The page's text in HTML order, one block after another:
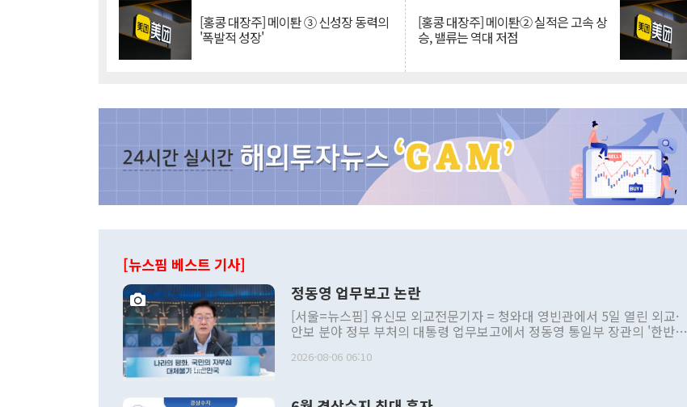
[홍콩 대장주] 메이퇀 ③ 신성장 동력의
'폭발적 성장'
[홍콩 대장주] 메이퇀② 실적은 고속 상
승, 밸류는 역대 저점
[뉴스핌 베스트 기사]
정동영 업무보고 논란
[서울=뉴스핌] 유신모 외교전문기자 = 청와대 영빈관에서 5일 열린 외교·
안보 분야 정부 부처의 대통령 업무보고에서 정동영 통일부 장관의 '한반도
발언 중에는 정부 내 조율을 거치지 않은 사안을 정책으로 추진하겠다고 공
2026-08-06 06:10